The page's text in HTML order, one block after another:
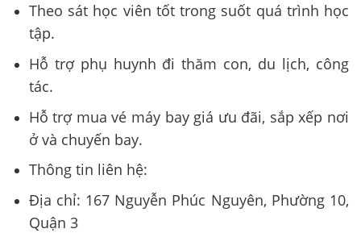
Theo sát học viên tốt trong suốt quá trình học
tập.
Hỗ trợ phụ huynh đi thăm con, du lịch, công
tác.
Hỗ trợ mua vé máy bay giá ưu đãi, sắp xếp nơi
ở và chuyến bay.
Thông tin liên hệ:
Địa chỉ: 167 Nguyễn Phúc Nguyên, Phường 10,
Quận 3